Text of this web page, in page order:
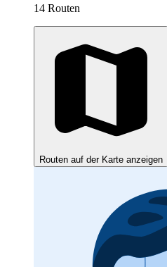
14 Routen
Routen auf der Karte anzeigen